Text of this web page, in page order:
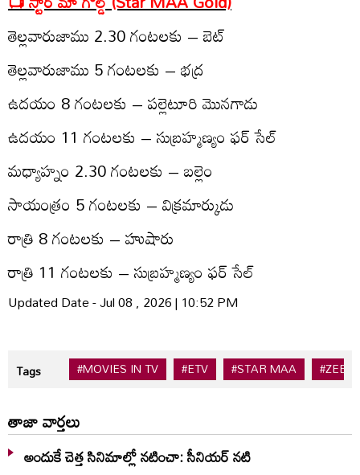
తెల్ల‌వారుజాము 2.30 గంట‌ల‌కు – బెట్‌
తెల్ల‌వారుజాము 5 గంట‌ల‌కు – భ‌ద్ర‌
ఉద‌యం 8 గంట‌ల‌కు – ప‌ల్లెటూరి మొన‌గాడు
ఉద‌యం 11 గంట‌లకు – సుబ్ర‌హ్మ‌ణ్యం ఫ‌ర్ సేల్‌
మధ్యాహ్నం 2.30 గంట‌లకు – బ‌ల్లెం
సాయంత్రం 5 గంట‌లకు – విక్ర‌మార్కుడు
రాత్రి 8 గంట‌లకు – హుషారు
రాత్రి 11 గంట‌ల‌కు – సుబ్ర‌హ్మ‌ణ్యం ఫ‌ర్ సేల్‌
Updated Date - Jul 08 , 2026 | 10:52 PM
Tags #MOVIES IN TV #ETV #STAR MAA #ZEE
తాజా వార్తలు
అందుకే చెత్త సినిమాల్లో నటించా: సీనియర్ నటి